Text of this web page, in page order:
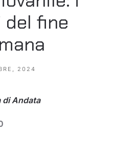
fine
2024
di Andata